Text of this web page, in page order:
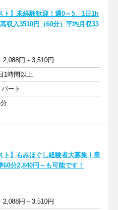
ト】未経験歓迎！週0～5、1日1h
収入3510円（60分）平均月収33
2,088円～3,510円
1時間以上
ート
ト】もみほぐし経験者大募集！業
60分2,840円～も可能です！
2,088円～3,510円